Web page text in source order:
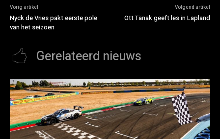
Vorig artikel
Nyck de Vries pakt eerste pole
van het seizoen
Volgend artikel
Ott Tänak geeft les in Lapland
Gerelateerd nieuws